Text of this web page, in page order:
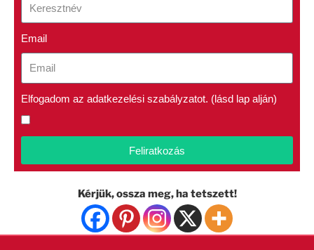
Email
Elfogadom az adatkezelési szabályzatot. (lásd lap alján)
Feliratkozás
Kérjük, ossza meg, ha tetszett!